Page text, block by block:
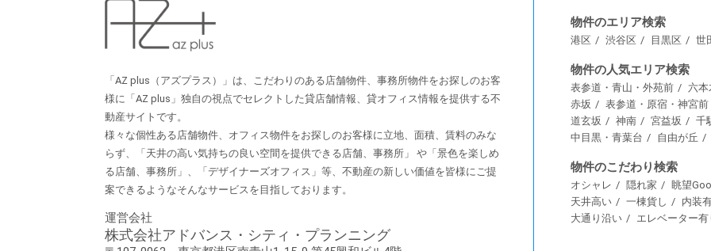
「AZ plus（アズプラス）」は、こだわりのある店舗物件、事務所物件をお探しのお客
様に「AZ plus」独⾃の視点でセレクトした貸店舗情報、貸オフィス情報を提供する不
動産サイトです。
様々な個性ある店舗物件、オフィス物件をお探しのお客様に⽴地、⾯積、賃料のみな
らず、「天井の⾼い気持ちの良い空間を提供できる店舗、事務所」 や「景⾊を楽しめ
る店舗、事務所」、「デザイナーズオフィス」等、不動産の新しい価値を皆様にご提
案できるようなそんなサービスを⽬指しております。
運営会社
株式会社アドバンス・シティ・プランニング
物件のエリア検索
港区 渋谷区 目黒区 世
物件の人気エリア検索
表参道・青山・外苑前 六
赤坂
表参道・原宿・神宮前
道玄坂
神南 宮益坂 千
中目黒・青葉台
自由が丘
物件のこだわり検索
オシャレ 隠れ家 眺望
天井高い
一棟貨し 内装
大通り沿い
エレベーター有